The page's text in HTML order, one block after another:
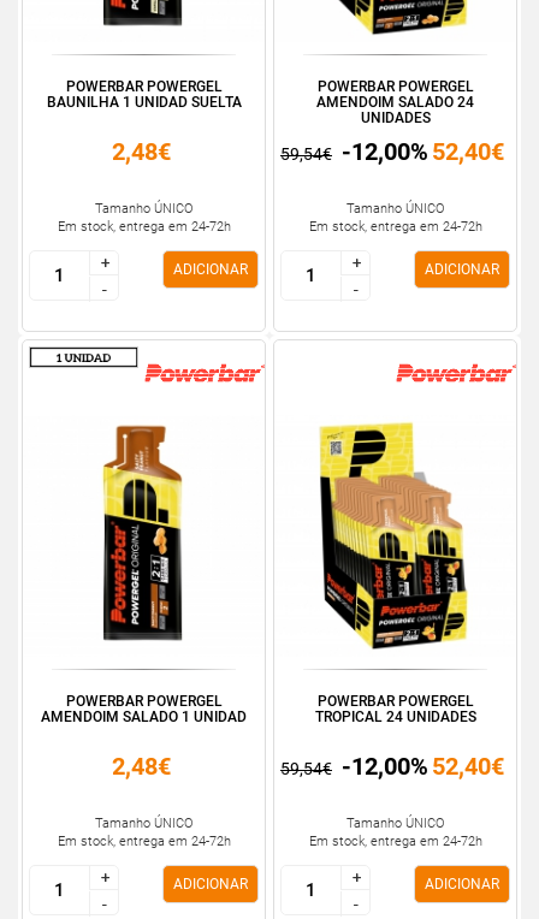
POWERBAR POWERGEL
BAUNILHA 1 UNIDAD SUELTA
2,48€
Tamanho ÚNICO
Em stock, entrega em 24-72h
+
-
+
-
ADICIONAR
POWERBAR POWERGEL
AMENDOIM SALADO 24
UNIDADES
59,54€ -12,00% 52,40€
Tamanho ÚNICO
Em stock, entrega em 24-72h
+
-
+
-
ADICIONAR
POWERBAR POWERGEL
AMENDOIM SALADO 1 UNIDAD
2,48€
Tamanho ÚNICO
Em stock, entrega em 24-72h
+
-
+
-
ADICIONAR
POWERBAR POWERGEL
TROPICAL 24 UNIDADES
59,54€ -12,00% 52,40€
Tamanho ÚNICO
Em stock, entrega em 24-72h
+
-
+
-
ADICIONAR